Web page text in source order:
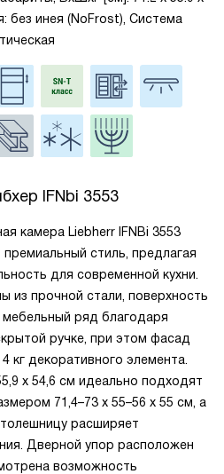
без инея (NoFrost), Система
IFNbi 3553
камера Liebherr IFNBi 3553
стиль, предлагая
для современной кухни.
из прочной стали, поверхность
мебельный ряд благодаря
ручке, при этом фасад
декоративного элемента.
х 54,6 см идеально подходят
71,4–73 х 55–56 х 55 см, а
расширяет
Дверной упор расположен
возможность